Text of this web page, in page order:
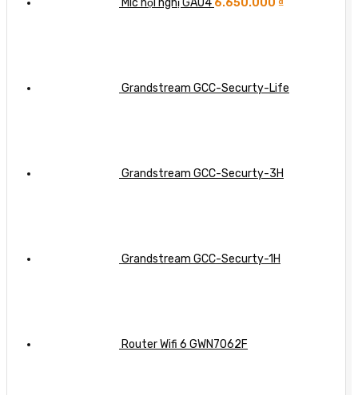
Grandstream GCC-Securty-Life
Grandstream GCC-Securty-3H
Grandstream GCC-Securty-1H
Router Wifi 6 GWN7062F